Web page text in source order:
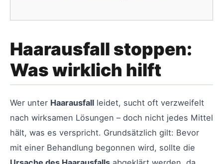
Haarausfall stoppen:
Was wirklich hilft
Wer unter Haarausfall leidet, sucht oft verzweifelt
nach wirksamen Lösungen – doch nicht jedes Mittel
hält, was es verspricht. Grundsätzlich gilt: Bevor
mit einer Behandlung begonnen wird, sollte die